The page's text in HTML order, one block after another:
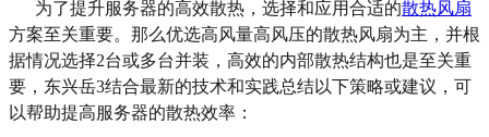
为了提升服务器的高效散热，选择和应用合适的散热风扇
方案至关重要。那么优选高风量高风压的散热风扇为主，并根
据情况选择2台或多台并装，高效的内部散热结构也是至关重
要，东兴岳3结合最新的技术和实践总结以下策略或建议，可
以帮助提高服务器的散热效率：